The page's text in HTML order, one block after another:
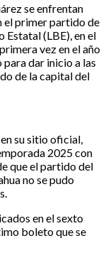
se enfrentan
el primer partido de
Estatal (LBE), en el
vez en el año
dar inicio a las
de la capital del
su sitio oficial,
2025 con
que el partido del
no se pudo
en el sexto
boleto que se